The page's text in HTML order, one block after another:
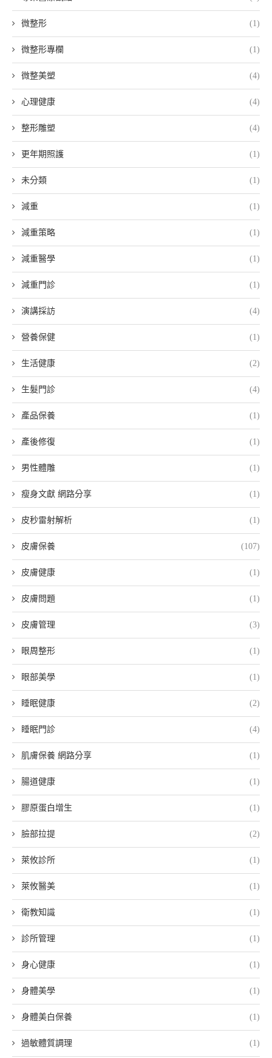
微整形 (1)
微整形專欄 (1)
微整美塑 (4)
心理健康 (4)
整形雕塑 (4)
更年期照護 (1)
未分類 (1)
減重 (1)
減重策略 (1)
減重醫學 (1)
減重門診 (1)
演講採訪 (4)
營養保健 (1)
生活健康 (2)
生髮門診 (4)
產品保養 (1)
產後修復 (1)
男性體雕 (1)
瘦身文獻 網路分享 (1)
皮秒雷射解析 (1)
皮膚保養 (107)
皮膚健康 (1)
皮膚問題 (1)
皮膚管理 (3)
眼周整形 (1)
眼部美學 (1)
睡眠健康 (2)
睡眠門診 (4)
肌膚保養 網路分享 (1)
腸道健康 (1)
膠原蛋白增生 (1)
臉部拉提 (2)
萊攸診所 (1)
萊攸醫美 (1)
衛教知識 (1)
診所管理 (1)
身心健康 (1)
身體美學 (1)
身體美白保養 (1)
過敏體質調理 (1)